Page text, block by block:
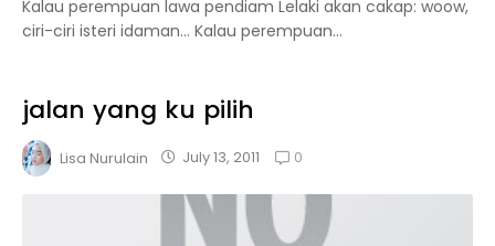
Kalau perempuan lawa pendiam Lelaki akan cakap: woow,
ciri-ciri isteri idaman… Kalau perempuan...
jalan yang ku pilih
Lisa Nurulain July 13, 2011 0